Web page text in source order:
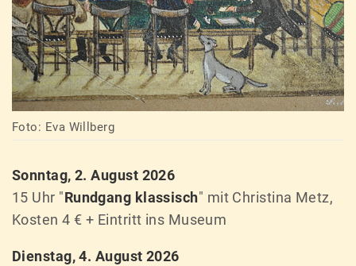
Foto: Eva Willberg
Sonntag, 2. August 2026
15 Uhr "Rundgang klassisch" mit Christina Metz,
Kosten 4 € + Eintritt ins Museum
Dienstag, 4. August 2026